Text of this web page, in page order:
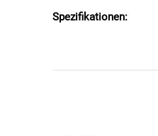
Spezifikationen:
Gewicht Rack: